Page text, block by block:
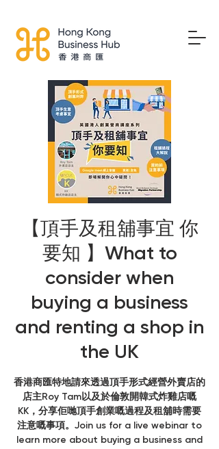
【頂手及租舖事宜 你
要知 】What to
consider when
buying a business
and renting a shop in
the UK
香港商匯特地請來透過頂手形式經營外賣店的
店主Roy Tam以及於倫敦開韓式炸雞店嘅
KK，分享佢哋頂手創業嘅過程及租舖時需要
注意嘅事項。Join us for a live webinar to
learn more about buying a business and